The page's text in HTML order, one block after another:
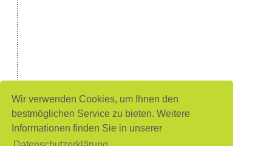
Wir verwenden Cookies, um Ihnen den
bestmöglichen Service zu bieten. Weitere
Informationen finden Sie in unserer